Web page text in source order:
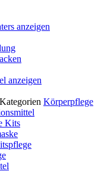
anzeigen
anzeigen
Körperpflege
Kits